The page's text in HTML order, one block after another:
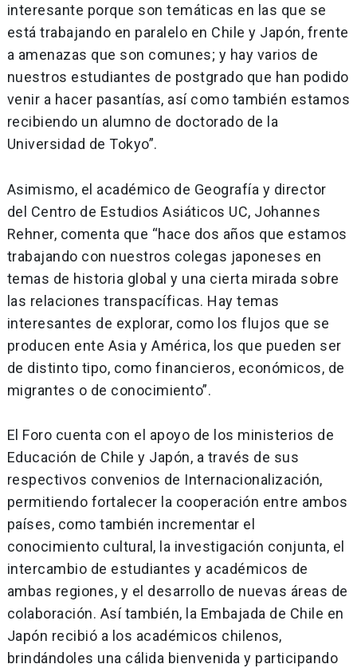
interesante porque son temáticas en las que se
está trabajando en paralelo en Chile y Japón, frente
a amenazas que son comunes; y hay varios de
nuestros estudiantes de postgrado que han podido
venir a hacer pasantías, así como también estamos
recibiendo un alumno de doctorado de la
Universidad de Tokyo”.
Asimismo, el académico de Geografía y director
del Centro de Estudios Asiáticos UC, Johannes
Rehner, comenta que “hace dos años que estamos
trabajando con nuestros colegas japoneses en
temas de historia global y una cierta mirada sobre
las relaciones transpacíficas. Hay temas
interesantes de explorar, como los flujos que se
producen ente Asia y América, los que pueden ser
de distinto tipo, como financieros, económicos, de
migrantes o de conocimiento”.
El Foro cuenta con el apoyo de los ministerios de
Educación de Chile y Japón, a través de sus
respectivos convenios de Internacionalización,
permitiendo fortalecer la cooperación entre ambos
países, como también incrementar el
conocimiento cultural, la investigación conjunta, el
intercambio de estudiantes y académicos de
ambas regiones, y el desarrollo de nuevas áreas de
colaboración. Así también, la Embajada de Chile en
Japón recibió a los académicos chilenos,
brindándoles una cálida bienvenida y participando